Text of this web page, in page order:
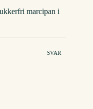
marcipan i
SVAR